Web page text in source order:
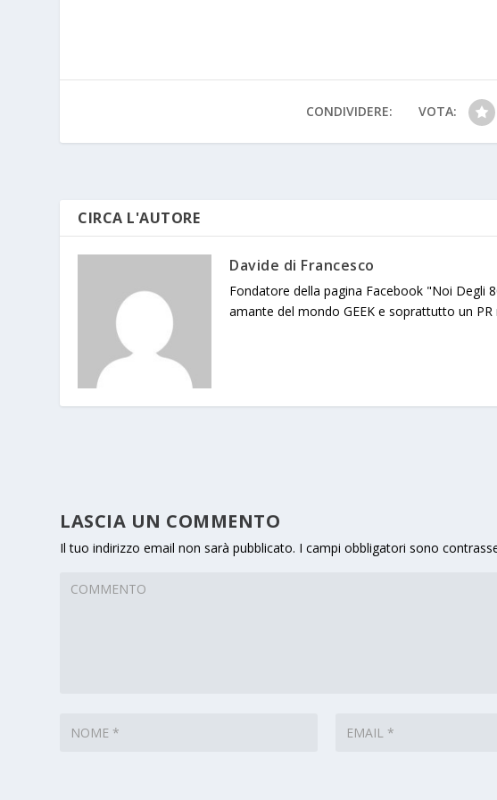
o A e g
e
at Li n
g
er
CONDIVIDERE: VOTA:
CIRCA L'AUTORE
Davide di Francesco
Fondatore della pagina Facebook "Noi Degli
amante del mondo GEEK e soprattutto un PR
LASCIA UN COMMENTO
Il tuo indirizzo email non sarà pubblicato. I campi obbligatori sono